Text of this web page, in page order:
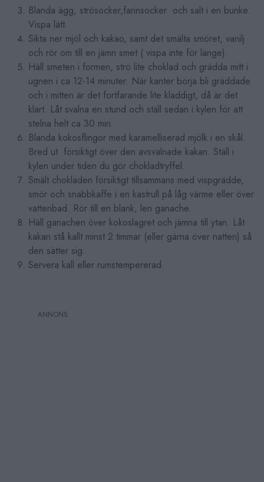
Blanda ägg, strösocker,farinsocker och salt i en bunke.
Vispa lätt.
Sikta ner mjöl och kakao, samt det smälta smöret, vanilj
och rör om till en jämn smet ( vispa inte för länge).
Häll smeten i formen, strö lite choklad och grädda mitt i
ugnen i ca 12-14 minuter. När kanter börja bli gräddade
och i mitten är det fortfarande lite kladdigt, då är det
klart. Låt svalna en stund och ställ sedan i kylen för att
stelna helt ca 30 min.
Blanda kokosflingor med karamelliserad mjölk i en skål.
Bred ut försiktigt över den avsvalnade kakan. Ställ i
kylen under tiden du gör chokladtryffel.
Smält chokladen försiktigt tillsammans med vispgrädde,
smör och snabbkaffe i en kastrull på låg värme eller över
vattenbad. Rör till en blank, len ganache.
Häll ganachen över kokoslagret och jämna till ytan. Låt
kakan stå kallt minst 2 timmar (eller gärna över natten) så
den sätter sig.
Servera kall eller rumstempererad.